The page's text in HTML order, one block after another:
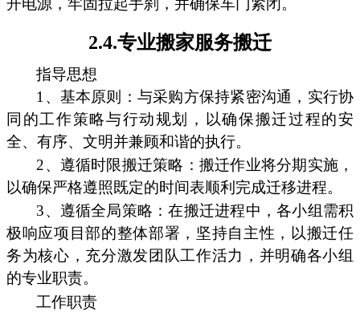
2.4.专业搬家服务搬迁
指导思想
1、基本原则：与采购方保持紧密沟通，实行协
同的工作策略与行动规划，以确保搬迁过程的安
全、有序、文明并兼顾和谐的执行。
2、遵循时限搬迁策略：搬迁作业将分期实施，
以确保严格遵照既定的时间表顺利完成迁移进程。
3、遵循全局策略：在搬迁进程中，各小组需积
极响应项目部的整体部署，坚持自主性，以搬迁任
务为核心，充分激发团队工作活力，并明确各小组
的专业职责。
工作职责